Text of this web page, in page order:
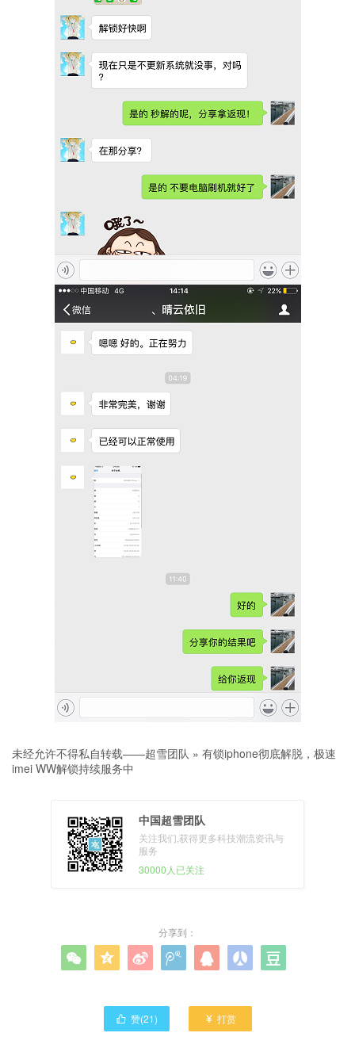
未经允许不得私自转载——超雪团队 » 有锁iphone彻底解脱，极速
imei WW解锁持续服务中
中国超雪团队
关注我们,获得更多科技潮流资讯与
服务
30000人已关注
分享到：
      
 赞(21)  打赏